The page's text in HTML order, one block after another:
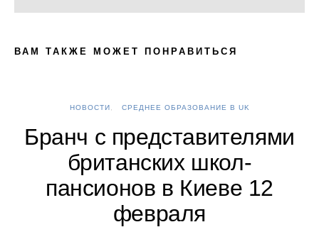
ВАМ ТАКЖЕ МОЖЕТ ПОНРАВИТЬСЯ
НОВОСТИ СРЕДНЕЕ ОБРАЗОВАНИЕ В UK
Бранч с представителями
британских школ-
пансионов в Киеве 12
февраля